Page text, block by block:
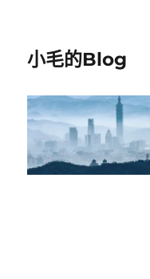
小毛的Blog